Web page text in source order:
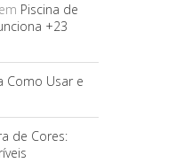
Piscina de
+23
Como Usar e
de Cores: